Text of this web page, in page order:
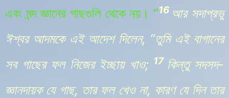
এবং মন্দ জ্ঞানের গাছগুলি থেকে নয়। “16 আর সদাপ্রভু
ঈশ্বর আদমকে এই আদেশ দিলেন, “তুমি এই বাগানের
সব গাছের ফল নিজের ইচ্ছায় খাও; 17 কিন্তু সদসদ-
জ্ঞানদায়ক যে গাছ, তার ফল খেও না, কারণ যে দিন তার